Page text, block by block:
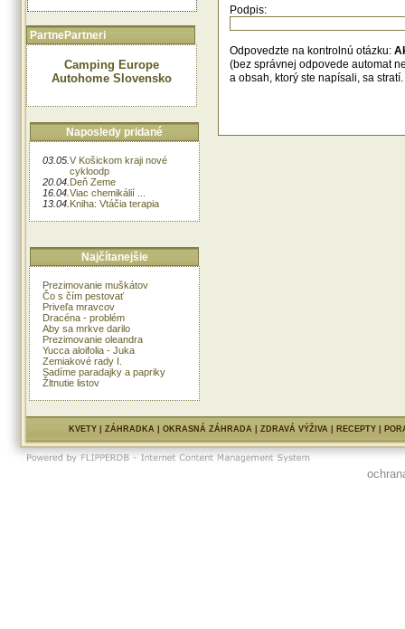
PartnePartneri
Camping Europe
Autohome Slovensko
Naposledy pridané
03.05. V Košickom kraji nové
cykloodp
20.04. Deň Zeme
16.04. Viac chemikálií ...
13.04. Kniha: Vtáčia terapia
Najčítanejšie
Prezimovanie muškátov
Čo s čím pestovať
Priveľa mravcov
Dracéna - problém
Aby sa mrkve darilo
Prezimovanie oleandra
Yucca aloifolia - Juka
Zemiakové rady I.
Sadíme paradajky a papriky
Žltnutie listov
Podpis:
Odpovedzte na kontrolnú otázku:
(bez správnej odpovede automat
a obsah, ktorý ste napísali, sa
KVETY| ZÁHRADKA| OKRASNÁ ZÁHRADA| ZDRAVÁ VÝŽIVA| RECEPTY|